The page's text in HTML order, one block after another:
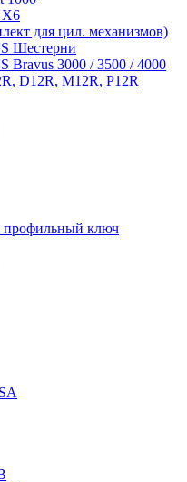
для цил. механизмов)
Шестерни
Bravus 3000 / 3500 / 4000
D12R, M12R, P12R
профильный ключ